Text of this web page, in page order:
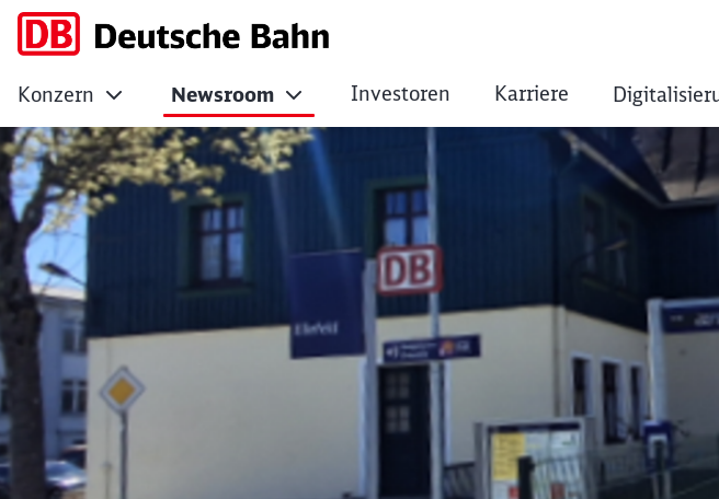
Ellefeld: Zukunftsfähiger
Konzern Newsroom Investoren Karriere